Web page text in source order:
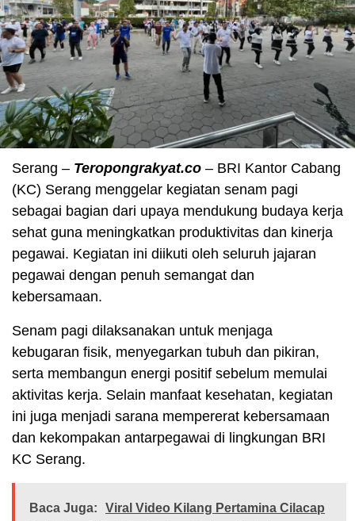
Serang – Teropongrakyat.co – BRI Kantor Cabang
(KC) Serang menggelar kegiatan senam pagi
sebagai bagian dari upaya mendukung budaya kerja
sehat guna meningkatkan produktivitas dan kinerja
pegawai. Kegiatan ini diikuti oleh seluruh jajaran
pegawai dengan penuh semangat dan
kebersamaan.
Senam pagi dilaksanakan untuk menjaga
kebugaran fisik, menyegarkan tubuh dan pikiran,
serta membangun energi positif sebelum memulai
aktivitas kerja. Selain manfaat kesehatan, kegiatan
ini juga menjadi sarana mempererat kebersamaan
dan kekompakan antarpegawai di lingkungan BRI
KC Serang.
Baca Juga:
Viral Video Kilang Pertamina Cilacap